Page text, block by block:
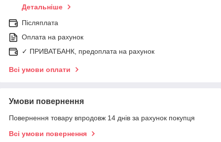
Детальніше
Післяплата
Оплата на рахунок
✓ ПРИВАТБАНК, предоплата на рахунок
Всі умови оплати
Умови повернення
Повернення товару впродовж 14 днів за рахунок покупця
Всі умови повернення